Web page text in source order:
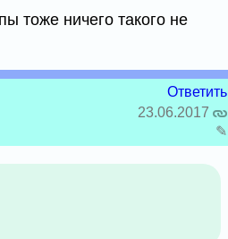
тоже ничего такого не
Ответить
23.06.2017
✎